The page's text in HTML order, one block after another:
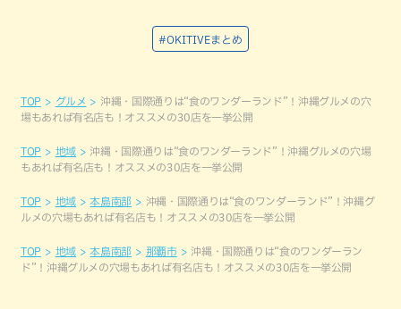
#OKITIVEまとめ
TOP グルメ
沖縄・国際通りは“食のワンダーランド”！沖縄グルメの穴
場もあれば有名店も！オススメの30店を一挙公開
TOP 地域
沖縄・国際通りは“食のワンダーランド”！沖縄グルメの穴場
もあれば有名店も！オススメの30店を一挙公開
TOP 地域 本島南部
沖縄・国際通りは“食のワンダーランド”！沖縄グ
ルメの穴場もあれば有名店も！オススメの30店を一挙公開
TOP 地域 本島南部 那覇市
沖縄・国際通りは“食のワンダーラン
ド”！沖縄グルメの穴場もあれば有名店も！オススメの30店を一挙公開